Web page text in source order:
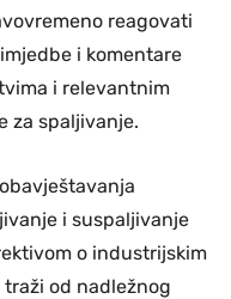
reagovati
i komentare
i relevantnim
za spaljivanje.
i suspaljivanje
o industrijskim
traži od nadležnog